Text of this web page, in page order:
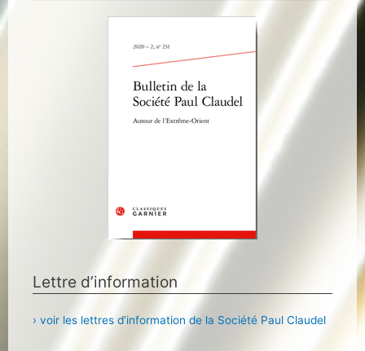
Lettre d’information
› voir les lettres d’information de la Société Paul Claudel